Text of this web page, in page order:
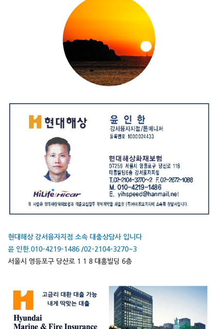
현대해상 강서융자지점 소속 대출상담사 입니다
윤 인한.010-4219-1486 /02-2104-3270~3
서울시 영등포구 당산로 1 1 8 대흥빌딩 6층